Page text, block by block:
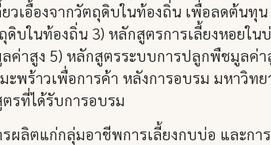
วเอื้องจากวัตถุดิบในท้องถิ่น เพื่อลดต้นทุ
บในท้องถิ่น 3) หลักสูตรการเลี้ยงหอย
าสูง 5) หลักสูตรระบบการปลูกพืชมูลค่า
ะพร้าวเพื่อการค้า หลังการอบรม มหาวิ
รที่ได้รับการอบรม
ผลิตแก่กลุ่มอาชีพการเลี้ยงกบบ่อ และก